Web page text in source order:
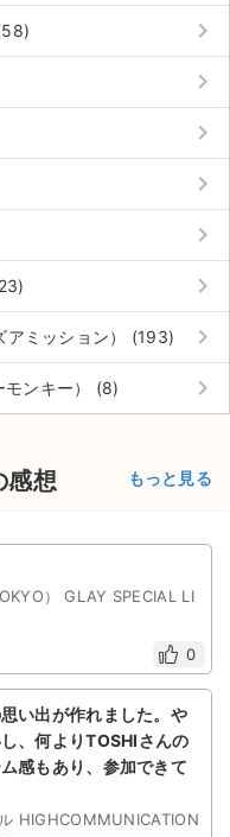
keyboard_arrow_right
keyboard_arrow_right
keyboard_arrow_right
keyboard_arrow_right
keyboard_arrow_right
keyboard_arrow_right
アミッション） (193) keyboard_arrow_right
モンキー） (8) keyboard_arrow_right
感想 もっと見る
） GLAY SPECIAL LI
0
い出が作れました。や
、何よりTOSHIさんの
感もあり、参加できて
HIGHCOMMUNICATION